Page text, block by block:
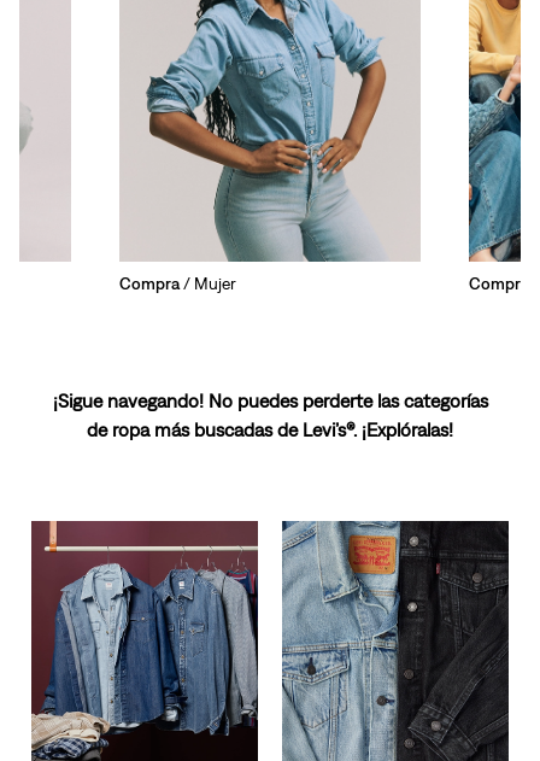
Compra/ Mujer Compra
¡Sigue navegando! No puedes perderte las categorías
de ropa más buscadas de Levi’s®. ¡Explóralas!